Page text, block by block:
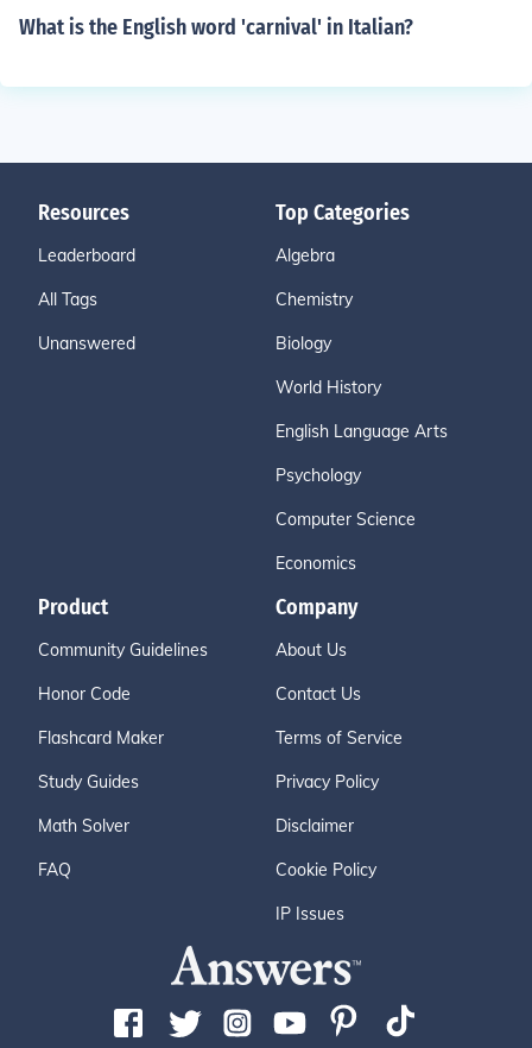
What is the English word 'carnival' in Italian?
Resources
Leaderboard
All Tags
Unanswered
Top Categories
Algebra
Chemistry
Biology
World History
English Language Arts
Psychology
Computer Science
Economics
Product
Community Guidelines
Honor Code
Flashcard Maker
Study Guides
Math Solver
FAQ
Company
About Us
Contact Us
Terms of Service
Privacy Policy
Disclaimer
Cookie Policy
IP Issues